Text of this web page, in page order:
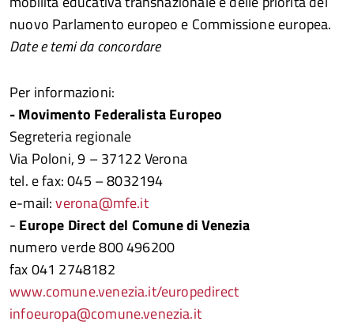
nuovo Parlamento europeo e Commissione europea.
Date e temi da concordare
Per informazioni:
- Movimento Federalista Europeo
Segreteria regionale
Via Poloni, 9 – 37122 Verona
tel. e fax: 045 – 8032194
e-mail:verona@mfe.it
- Europe Direct del Comune di Venezia
numero verde 800 496200
fax 041 2748182
www.comune.venezia.it/europedirect
infoeuropa@comune.venezia.it